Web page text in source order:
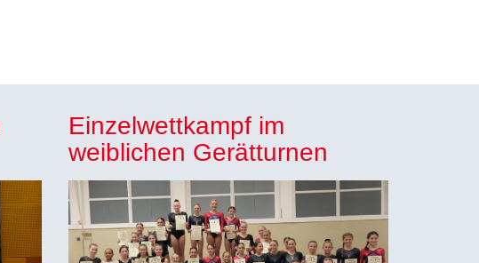
Einzelwettkampf im
weiblichen Gerätturnen